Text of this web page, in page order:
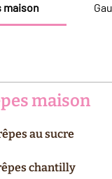
maison
maison
au sucre
chantilly